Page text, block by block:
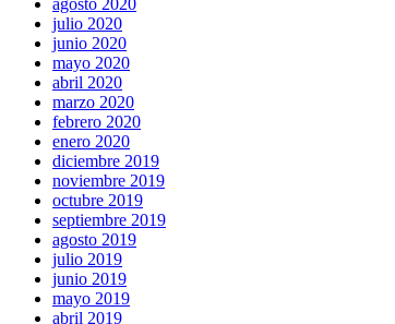
agosto 2020
julio 2020
junio 2020
mayo 2020
abril 2020
marzo 2020
febrero 2020
enero 2020
diciembre 2019
noviembre 2019
octubre 2019
septiembre 2019
agosto 2019
julio 2019
junio 2019
mayo 2019
abril 2019